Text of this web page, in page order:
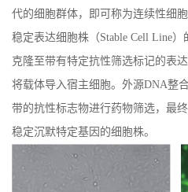
代的细胞群体，即可称为连续性细胞
稳定表达细胞株（Stable Cell Line）
克隆至带有特定抗性筛选标记的表
将载体导入宿主细胞。外源DNA整
带的抗性标志物进行药物筛选，最
稳定沉默特定基因的细胞株。